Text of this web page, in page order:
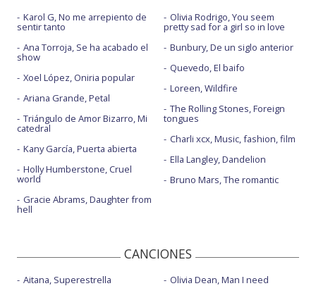
Karol G, No me arrepiento de
sentir tanto
Ana Torroja, Se ha acabado el
show
Xoel López, Oniria popular
Ariana Grande, Petal
Triángulo de Amor Bizarro, Mi
catedral
Kany García, Puerta abierta
Holly Humberstone, Cruel
world
Gracie Abrams, Daughter from
hell
Olivia Rodrigo, You seem
pretty sad for a girl so in love
Bunbury, De un siglo anterior
Quevedo, El baifo
Loreen, Wildfire
The Rolling Stones, Foreign
tongues
Charli xcx, Music, fashion, film
Ella Langley, Dandelion
Bruno Mars, The romantic
CANCIONES
Aitana, Superestrella Olivia Dean, Man I need